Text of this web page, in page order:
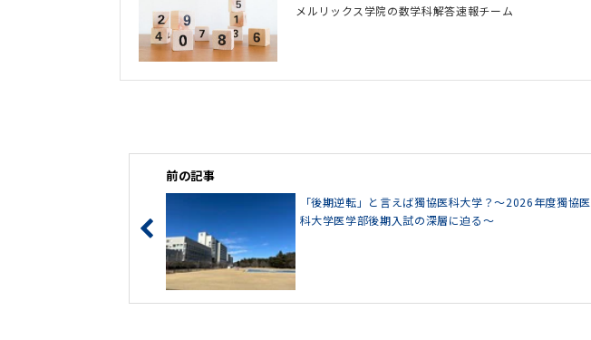
メルリックス学院の数学科解答速報チーム
前の記事
「後期逆転」と言えば獨協医科大学？～2026年度獨協医
科大学医学部後期入試の深層に迫る～